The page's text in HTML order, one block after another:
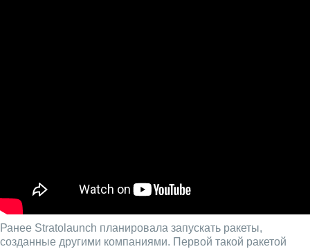
Ранее Stratolaunch планировала запускать ракеты,
созданные другими компаниями. Первой такой ракетой